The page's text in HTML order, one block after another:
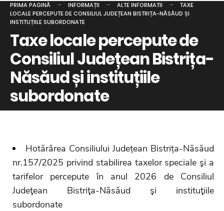
PRIMA PAGINĂ INFORMAȚII ALTE INFORMATII
TAXE
LOCALE PERCEPUTE DE CONSILIUL JUDEȚEAN BISTRIȚA-NĂSĂUD ȘI
INSTITUȚIILE SUBORDONATE
Taxe locale percepute de
Consiliul Județean Bistrița-
Năsăud și instituțiile
subordonate
Hotărârea Consiliului Județean Bistrița-Năsăud
nr.157/2025 privind stabilirea taxelor speciale şi a
tarifelor percepute în anul 2026 de Consiliul
Judeţean Bistriţa-Năsăud şi instituţiile
subordonate